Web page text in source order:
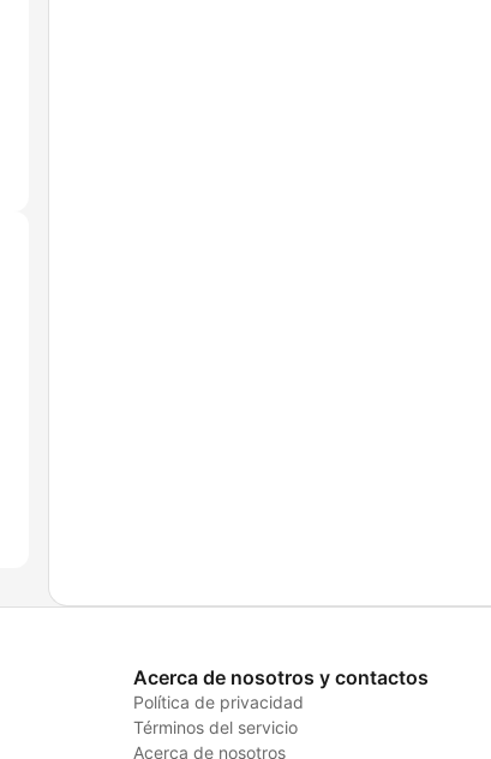
Acerca de nosotros y contactos
Política de privacidad
Términos del servicio
Acerca de nosotros